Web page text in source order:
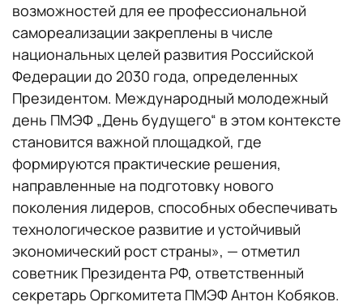
возможностей для ее профессиональной
самореализации закреплены в числе
национальных целей развития Российской
Федерации до 2030 года, определенных
Президентом. Международный молодежный
день ПМЭФ „День будущего“ в этом контексте
становится важной площадкой, где
формируются практические решения,
направленные на подготовку нового
поколения лидеров, способных обеспечивать
технологическое развитие и устойчивый
экономический рост страны», — отметил
советник Президента РФ, ответственный
секретарь Оргкомитета ПМЭФ Антон Кобяков.